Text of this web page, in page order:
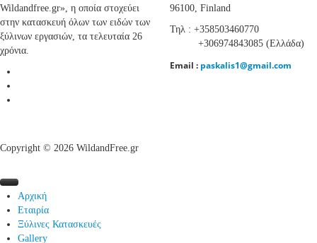
Wildandfree.gr», η οποία στοχεύει
στην κατασκευή όλων των ειδών των
ξύλινων εργασιών, τα τελευταία 26
χρόνια.
96100, Finland
Τηλ : +358503460770
+306974843085
Email : paskalis1@gmail.com
Copyright © 2026 WildandFree.gr
Αρχική
Εταιρία
Ποιοί Είμαστε
Ιστορία
Ξύλινες Κατασκευές
Σάουνες
Gallery